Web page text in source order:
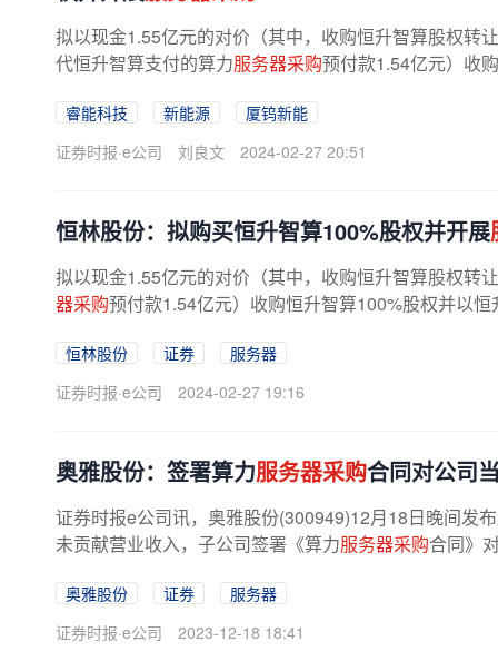
拟以现金1.55亿元的对价（其中，收购恒升智算股权转
代恒升智算支付的算力服务器采购预付款1.54亿元）收
睿能科技 新能源
厦钨新能
证券时报·e公司
刘良文 2024-02-27 20:51
恒林股份：拟购买恒升智算100%股权并开展
拟以现金1.55亿元的对价（其中，收购恒升智算股权转
器采购预付款1.54亿元）收购恒升智算100%股权并以
恒林股份 证券
服务器
证券时报·e公司
2024-02-27 19:16
奥雅股份：签署算力服务器采购合同对公司
证券时报e公司讯，奥雅股份(300949)12月18日晚间发
未贡献营业收入，子公司签署《算力服务器采购合同》
奥雅股份 证券
服务器
证券时报·e公司
2023-12-18 18:41